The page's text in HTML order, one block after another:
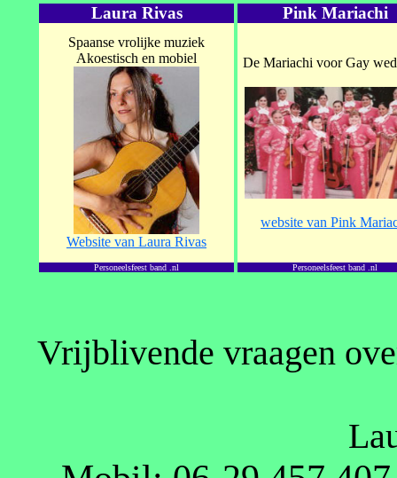
Laura Rivas
Spaanse vrolijke muziek
Akoestisch en mobiel
Website van Laura Rivas
Personeelsfeest band .nl
Pink Mariachi
De Mariachi voor Gay
website van Pink
Personeelsfeest band .nl
Vrijblivende vraagen